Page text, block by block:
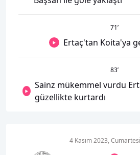
71’
Ertaç'tan Koita'ya
83’
Sainz mükemmel vurdu
güzellikte kurtardı
4 Kasım 2023,